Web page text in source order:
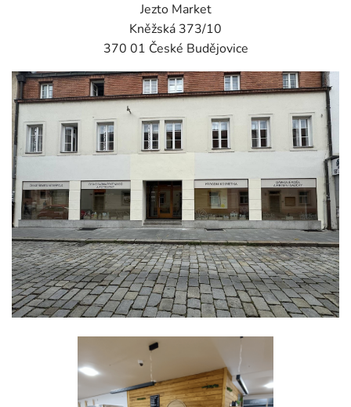
Jezto Market
Kněžská 373/10
370 01 České Budějovice